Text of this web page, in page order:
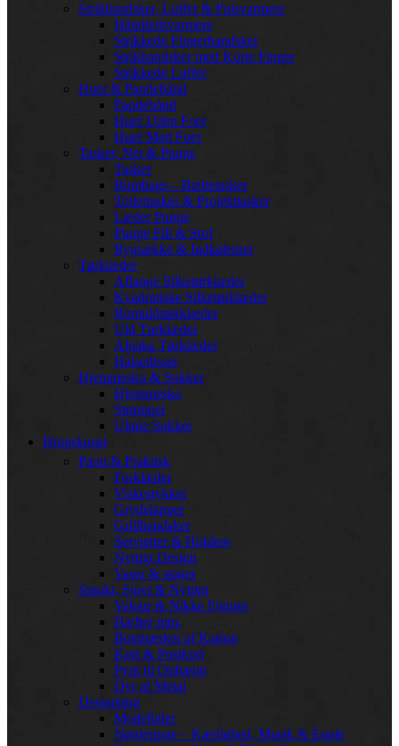
Strikhandsker, Luffer & Pulsvarmere
Håndledsvarmere
Strikkede Fingerhandsker
Strikhandsker med Korte Fingre
Strikkede Luffer
Huer & Pandebånd
Pandebånd
Huer Uden Foer
Huer Med Foer
Tasker, Net & Punge
Tasker
Bumbags – Bæltetasker
Toilettasker & Projekttasker
Læder Punge
Punge Filt & Stof
Rygsække & Indkøbsnet
Tørklæder
Aflange Silketørklæder
Kvadratiske Silketørklæder
Bomuldstørklæder
Uld Tørklæder
Alpaka Tørklæder
Halsedisser
Hjemmesko & Sokker
Hjemmesko
Strømper
Uldne Sokker
Brugskunst
Pænt & Praktisk
Forklæder
Viskestykker
Grydelapper
Grillhandsker
Servietter & Holdere
Nyttigt Design
Vaser & stager
Smukt, Sjovt & Nyttigt
Velour & Nikke Figurer
Hæfter mm.
Bogmærker af Karton
Kort & Postkort
Pynt til Ophæng
Dyr af Metal
Designting
Modelbiler
Nøgleringe – Kærlighed, Musik & Engle